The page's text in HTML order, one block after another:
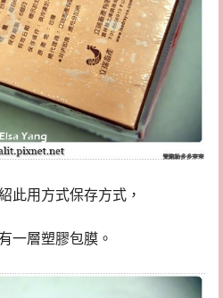
此用方式保存方式，
一層塑膠包膜。